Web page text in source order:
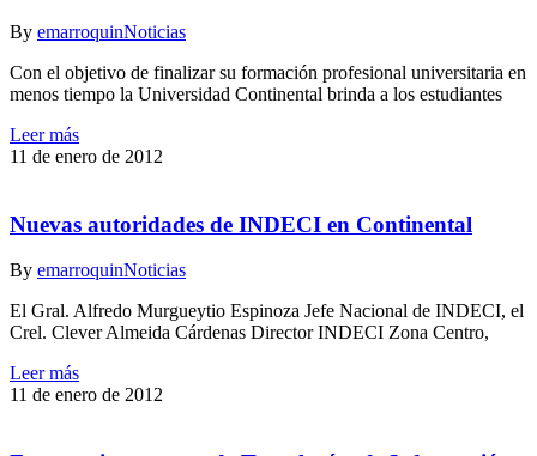
By emarroquinNoticias
Con el objetivo de finalizar su formación profesional universitaria en
menos tiempo la Universidad Continental brinda a los estudiantes
Leer más
11 de enero de 2012
Nuevas autoridades de INDECI en Continental
By emarroquinNoticias
El Gral. Alfredo Murgueytio Espinoza Jefe Nacional de INDECI, el
Crel. Clever Almeida Cárdenas Director INDECI Zona Centro,
Leer más
11 de enero de 2012